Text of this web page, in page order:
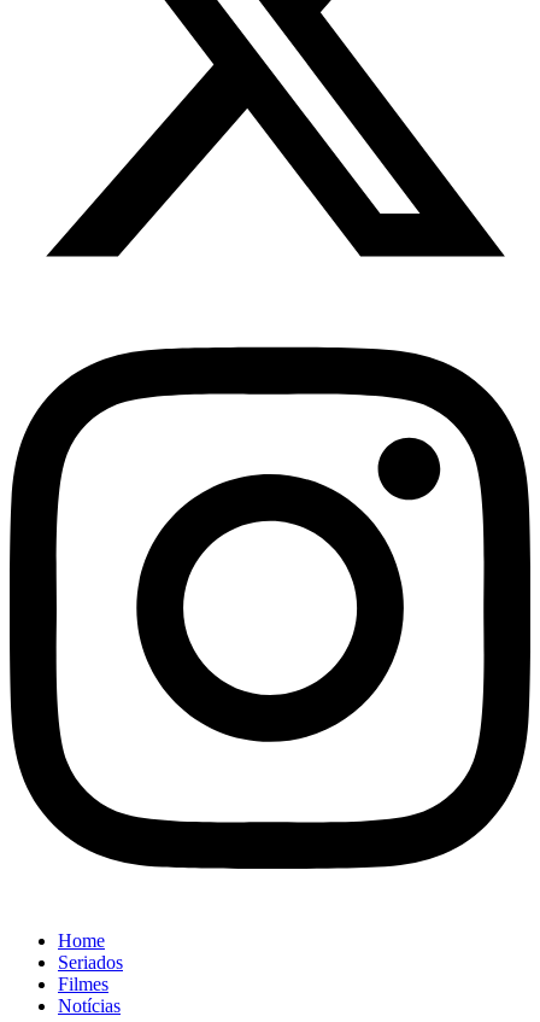
Home
Seriados
Filmes
Notícias